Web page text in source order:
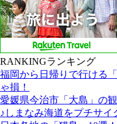
RANKINGランキング
福岡から日帰りで行ける
ゃ損！
愛媛県今治市「大島」の
♪しまなみ海道をプチサイ